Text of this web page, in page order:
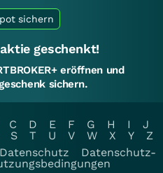
sichern
geschenkt!
eröffnen und
sichern.
C D E F G H I
J
S T U V W X Y
Z
Datenschutz
Datenschutz-